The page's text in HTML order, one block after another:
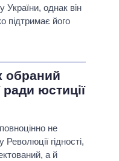
України, однак він
підтримає його
обраний
юстиції
не
гідності,
а й